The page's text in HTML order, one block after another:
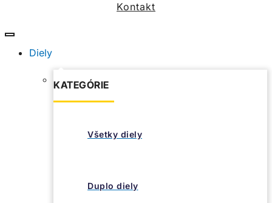
Kontakt
Diely
KATEGÓRIE
Všetky diely
Duplo diely